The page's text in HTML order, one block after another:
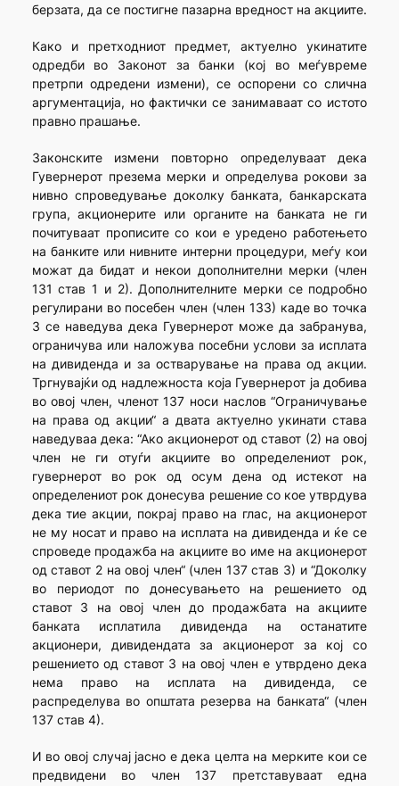
берзата, да се постигне пазарна вредност на акциите.
Како и претходниот предмет, актуелно укинатите
одредби во Законот за банки (кој во меѓувреме
претрпи одредени измени), се оспорени со слична
аргументација, но фактички се занимаваат со истото
правно прашање.
Законските измени повторно определуваат дека
Гувернерот презема мерки и определува рокови за
нивно спроведување доколку банката, банкарската
група, акционерите или органите на банката не ги
почитуваат прописите со кои е уредено работењето
на банките или нивните интерни процедури, меѓу кои
можат да бидат и некои дополнителни мерки (член
131 став 1 и 2). Дополнителните мерки се подробно
регулирани во посебен член (член 133) каде во точка
3 се наведува дека Гувернерот може да забранува,
ограничува или наложува посебни услови за исплата
на дивиденда и за остварување на права од акции.
Тргнувајќи од надлежноста која Гувернерот ја добива
во овој член, членот 137 носи наслов “Ограничување
на права од акции“ а двата актуелно укинати става
наведуваа дека: “Ако акционерот од ставот (2) на овој
член не ги отуѓи акциите во определениот рок,
гувернерот во рок од осум дена од истекот на
определениот рок донесува решение со кое утврдува
дека тие акции, покрај право на глас, на акционерот
не му носат и право на исплата на дивиденда и ќе се
спроведе продажба на акциите во име на акционерот
од ставот 2 на овој член“ (член 137 став 3) и “Доколку
во периодот по донесувањето на решението од
ставот 3 на овој член до продажбата на акциите
банката исплатила дивиденда на останатите
акционери, дивидендата за акционерот за кој со
решението од ставот 3 на овој член е утврдено дека
нема право на исплата на дивиденда, се
распределува во општата резерва на банката“ (член
137 став 4).
И во овој случај јасно е дека целта на мерките кои се
предвидени во член 137 претставуваат една